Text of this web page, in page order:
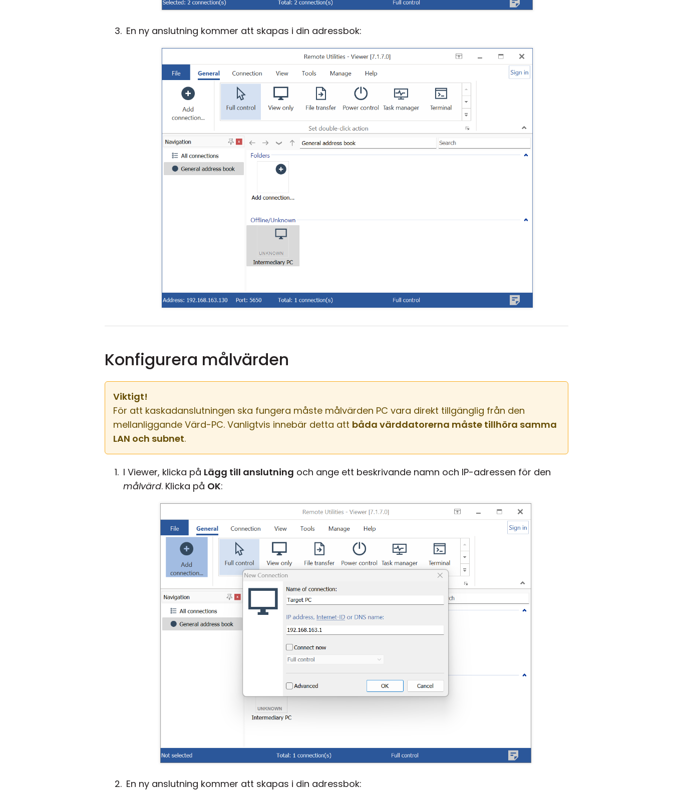
En ny anslutning kommer att skapas i din adressbok:
Konfigurera målvärden
Viktigt!
För att kaskadanslutningen ska fungera måste målvärden PC vara direkt tillgänglig från den
mellanliggande Värd-PC. Vanligtvis innebär detta att båda värddatorerna måste tillhöra samma
LAN och subnet.
I Viewer, klicka på Lägg till anslutning och ange ett beskrivande namn och IP-adressen för den
målvärd. Klicka på OK:
En ny anslutning kommer att skapas i din adressbok: